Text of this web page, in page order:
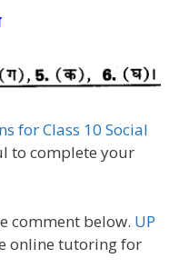
for Class 10 Social
to complete your
comment below. UP
online tutoring for